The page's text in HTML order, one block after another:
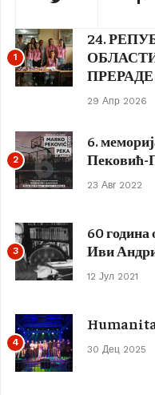
1
24.
29 Апр 2026
2
6.
Пековић-
23 Авг 2022
3
60 година
Иви
12 Јул 2021
4
30 Дец 2025